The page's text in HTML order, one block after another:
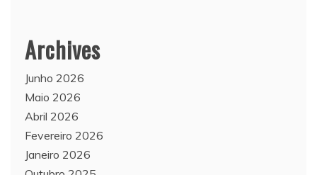
Archives
Junho 2026
Maio 2026
Abril 2026
Fevereiro 2026
Janeiro 2026